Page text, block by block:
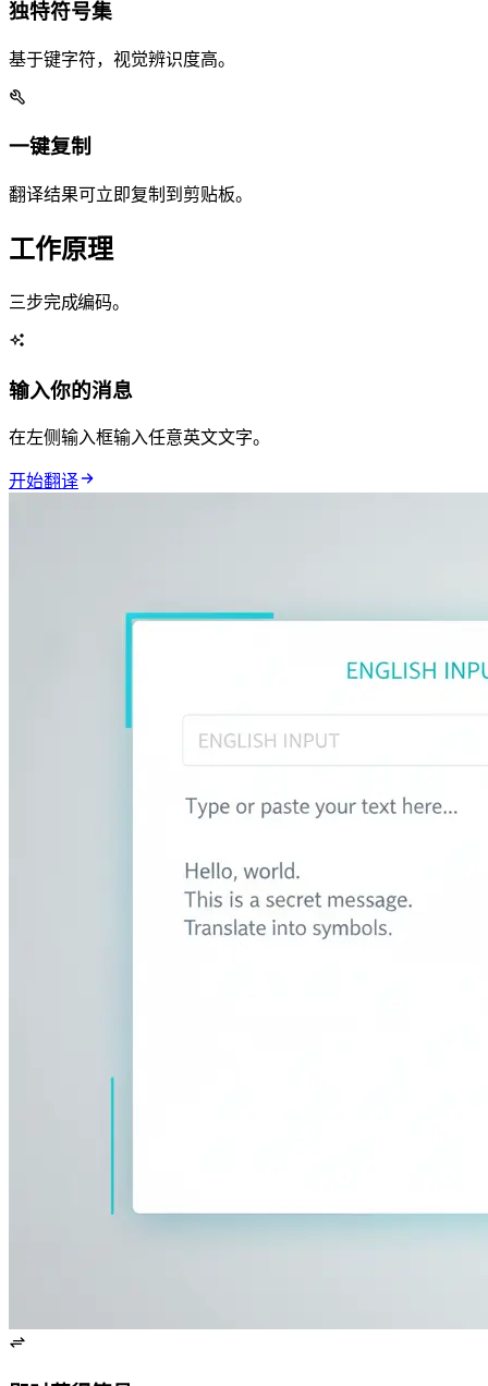
独特符号集
基于 Mac Option 键字符，视觉辨识度高。
一键复制
翻译结果可立即复制到剪贴板。
工作原理
三步完成 Symbol Language Translator 编码。
输入你的消息
在左侧输入框输入任意英文文字。
开始翻译